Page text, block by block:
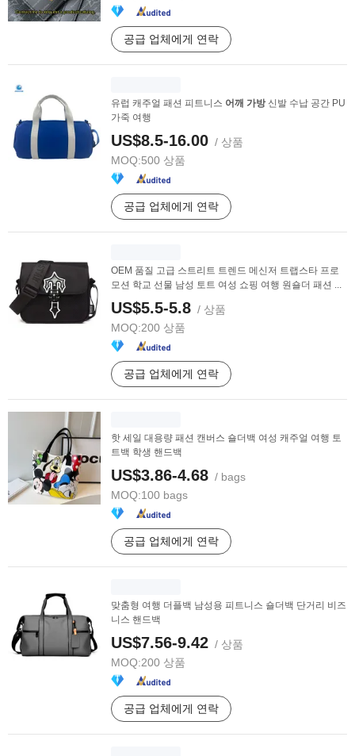
공급 업체에게 연락
유럽 캐주얼 패션 피트니스 어깨 가방신발 수납 공간 PU
가죽 여행
US$8.5-16.00 / 상품
MOQ:500 상품
공급 업체에게 연락
OEM 품질 고급 스트리트 트렌드 메신저 트랩스타 프로
모션 학교 선물 남성 토트 여성 쇼핑 여행 원숄더 패션 ...
US$5.5-5.8 / 상품
MOQ:200 상품
공급 업체에게 연락
핫 세일 대용량 패션 캔버스 숄더백 여성 캐주얼 여행 토
트백 학생 핸드백
US$3.86-4.68 / bags
MOQ:100 bags
공급 업체에게 연락
맞춤형 여행 더플백 남성용 피트니스 숄더백 단거리 비즈
니스 핸드백
US$7.56-9.42 / 상품
MOQ:200 상품
공급 업체에게 연락